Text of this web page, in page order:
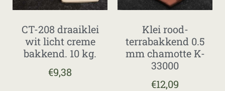
CT-208 draaiklei
wit licht creme
bakkend. 10 kg.
€9,38
Klei rood-
terrabakkend 0.5
mm chamotte K-
33000
€12,09